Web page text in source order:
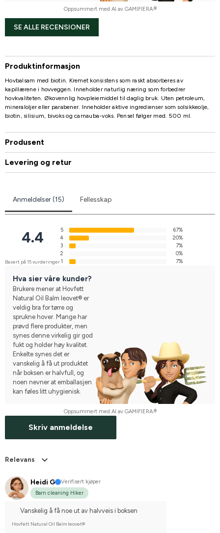
Oppsummert med AI av GAMIFIERA.®
SE ALLE RECENSIONER
Produktinformasjon
Hovbalsam med biotin. Kremet konsistens som raskt absorberes av
kapillærene i hovveggen. Inneholder naturlig næring som forbedrer
hovkvaliteten. Økovennlig hovpleiemiddel til daglig bruk. Uten petroleum,
mineraloljer eller parabener. Inneholder aktive ingredienser som solsikkeolje,
biotin, silisium, bivoks og carnauba-voks. Pensel følger med. 500 ml.
Produsent
Levering og retur
Anmeldelser (15) Fellesskap
4.4
Basert på 15 vurderinger
5
67%
4
20%
3
7%
2
0%
1
7%
Hva sier våre kunder?
Brukere mener at Hovfett
Natural Oil Balm leovet® er
veldig bra for tørre og
sprukne hover. Mange har
prøvd flere produkter, men
synes denne virkelig gir god
fukt og holder høy kvalitet.
Enkelte synes det er
vanskelig å få ut produktet
når boksen er halvfull, og
noen nevner at emballasjen
kan føles litt uhygienisk.
Oppsummert med AI av GAMIFIERA.®
Skriv anmeldelse
Relevans
Heidi G
Verifisert kjøper
Barn cleaning Hiker
Vanskelig å få noe ut av halvveis i boksen
Hovfett Natural Oil Balm leovet®